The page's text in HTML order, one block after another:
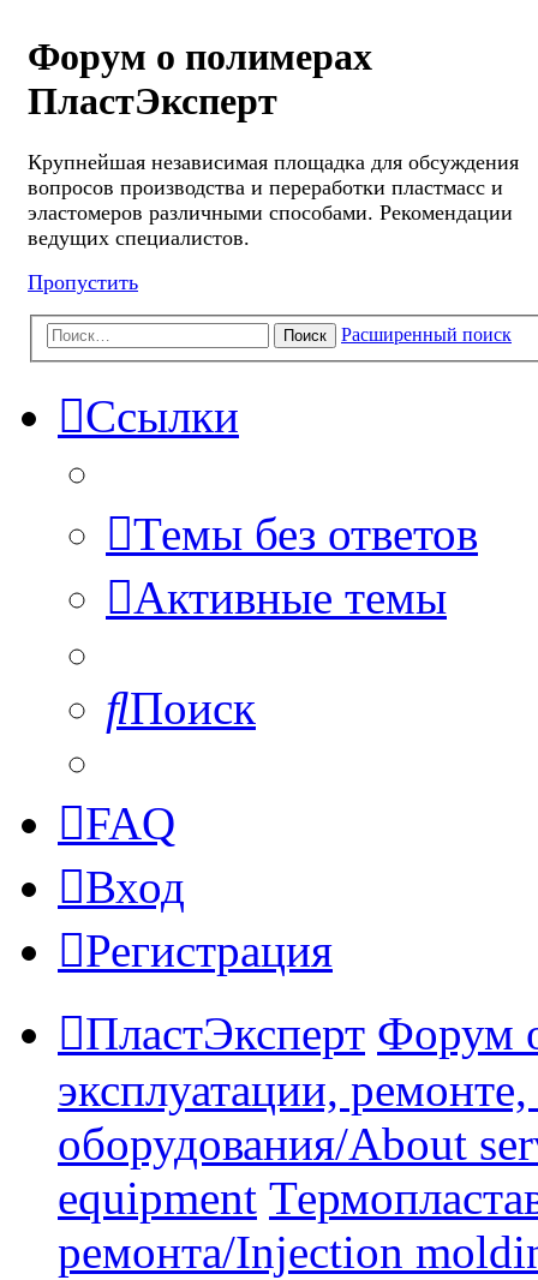
Форум о полимерах
ПластЭксперт
Крупнейшая независимая площадка для обсуждения
вопросов производства и переработки пластмасс и
эластомеров различными способами. Рекомендации
ведущих специалистов.
Пропустить
Поиск Расширенный поиск
Ссылки
Темы без ответов
Активные темы
Поиск
FAQ
Вход
Регистрация
ПластЭксперт Форум
эксплуатации,
оборудования/About
equipment
ремонта/Injection